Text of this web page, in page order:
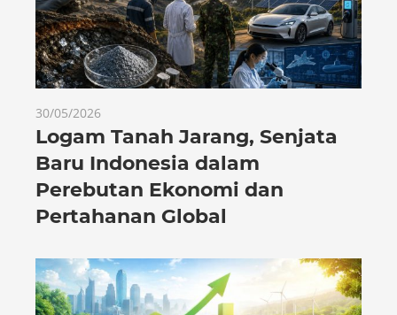
30/05/2026
Logam Tanah Jarang, Senjata
Baru Indonesia dalam
Perebutan Ekonomi dan
Pertahanan Global